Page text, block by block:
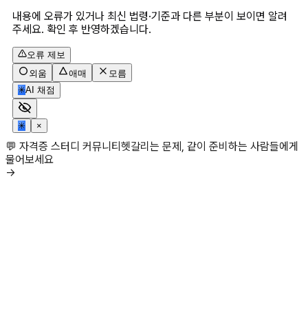
내용에 오류가 있거나 최신 법령·기준과 다른 부분이 보이면 알려
주세요. 확인 후 반영하겠습니다.
오류 제보
외움
애매
모름
✳AI 채점
✳ ×
💬 자격증 스터디 커뮤니티헷갈리는 문제, 같이 준비하는 사람들에게
물어보세요
→